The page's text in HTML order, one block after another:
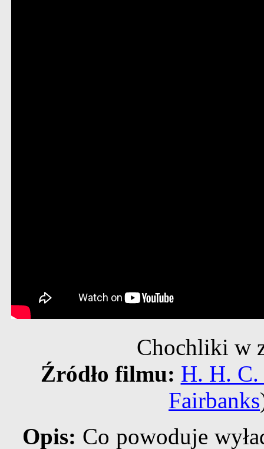
Chochliki w
Źródło filmu: H. H. C.
Fairbanks
Opis: Co powoduje